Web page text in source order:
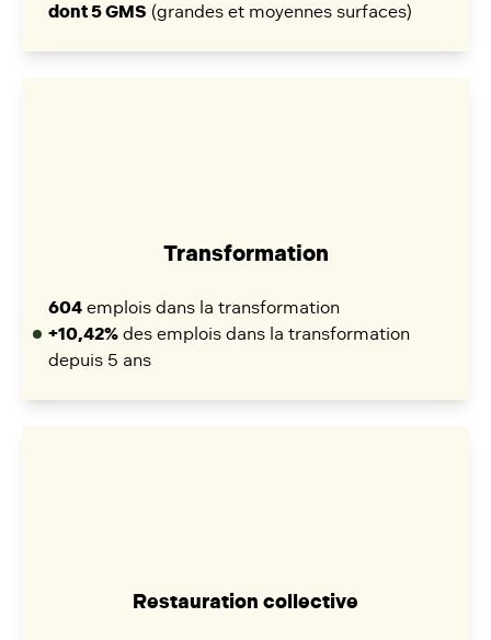
dont 5 GMS (grandes et moyennes surfaces)
Transformation
604 emplois dans la transformation
+10,42% des emplois dans la transformation
depuis 5 ans
Restauration collective